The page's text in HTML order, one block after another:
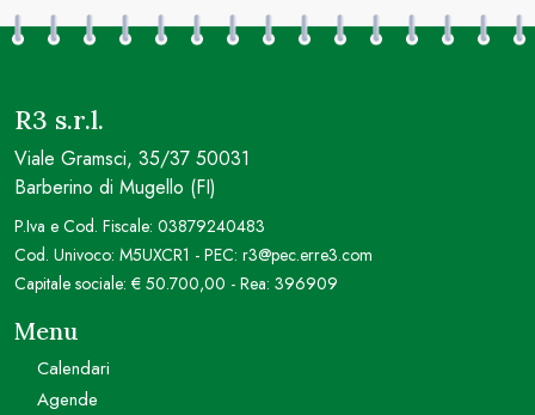
R3 s.r.l.
Viale Gramsci, 35/37 50031
Barberino di Mugello (FI)
P.Iva e Cod. Fiscale: 03879240483
Cod. Univoco: M5UXCR1 - PEC: r3@pec.erre3.com
Capitale sociale: € 50.700,00 - Rea: 396909
Menu
Calendari
Agende